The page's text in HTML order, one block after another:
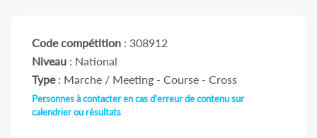
Code compétition : 308912
Niveau : National
Type: Marche / Meeting - Course - Cross
Personnes à contacter en cas d'erreur de contenu sur
calendrier ou résultats